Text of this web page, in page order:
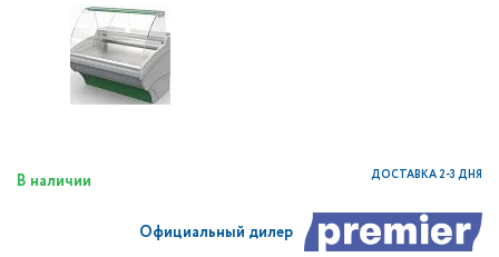
В наличии ДОСТАВКА 2-3 ДНЯ
Официальный дилер